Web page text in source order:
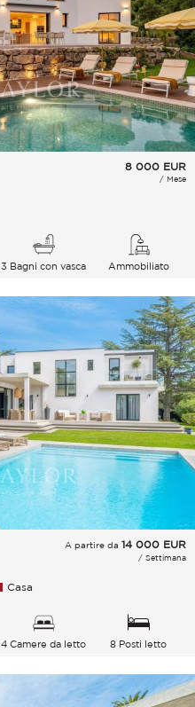
8 000 EUR
/ Mese
3 Bagni con vasca Ammobiliato
A partire da 14 000 EUR
/ Settimana
Casa
4 Camere da letto 8 Posti letto